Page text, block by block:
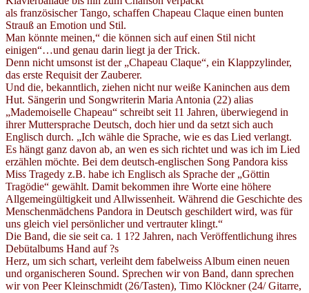
als französischer Tango, schaffen Chapeau Claque einen bunten
Strauß an Emotion und Stil.
Man könnte meinen,“ die können sich auf einen Stil nicht
einigen“…und genau darin liegt ja der Trick.
Denn nicht umsonst ist der „Chapeau Claque“, ein Klappzylinder,
das erste Requisit der Zauberer.
Und die, bekanntlich, ziehen nicht nur weiße Kaninchen aus dem
Hut. Sängerin und Songwriterin Maria Antonia (22) alias
„Mademoiselle Chapeau“ schreibt seit 11 Jahren, überwiegend in
ihrer Muttersprache Deutsch, doch hier und da setzt sich auch
Englisch durch. „Ich wähle die Sprache, wie es das Lied verlangt.
Es hängt ganz davon ab, an wen es sich richtet und was ich im Lied
erzählen möchte. Bei dem deutsch-englischen Song Pandora kiss
Miss Tragedy z.B. habe ich Englisch als Sprache der „Göttin
Tragödie“ gewählt. Damit bekommen ihre Worte eine höhere
Allgemeingültigkeit und Allwissenheit. Während die Geschichte des
Menschenmädchens Pandora in Deutsch geschildert wird, was für
uns gleich viel persönlicher und vertrauter klingt.“
Die Band, die sie seit ca. 1 1?2 Jahren, nach Veröffentlichung ihres
Debütalbums Hand auf ?s
Herz, um sich schart, verleiht dem fabelweiss Album einen neuen
und organischeren Sound. Sprechen wir von Band, dann sprechen
wir von Peer Kleinschmidt (26/Tasten), Timo Klöckner (24/ Gitarre,